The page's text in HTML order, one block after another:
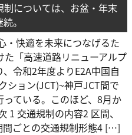
については、お盆・年末
。
・快適を未来につなげるた
「高速道路リニューアルプ
令和2年度よりE2A中国自
ション(JCT)~神戸JCT間で
ている。このほど、8月か
1 交通規制の内容2 区間、
間ごとの交通規制形態4 […]